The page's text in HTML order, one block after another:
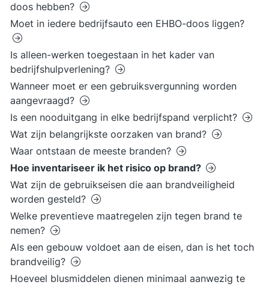
doos hebben?
Moet in iedere bedrijfsauto een EHBO-doos liggen?
Is alleen-werken toegestaan in het kader van
bedrijfshulpverlening?
Wanneer moet er een gebruiksvergunning worden
aangevraagd?
Is een nooduitgang in elke bedrijfspand verplicht?
Wat zijn belangrijkste oorzaken van brand?
Waar ontstaan de meeste branden?
Hoe inventariseer ik het risico op brand?
Wat zijn de gebruikseisen die aan brandveiligheid
worden gesteld?
Welke preventieve maatregelen zijn tegen brand te
nemen?
Als een gebouw voldoet aan de eisen, dan is het toch
brandveilig?
Hoeveel blusmiddelen dienen minimaal aanwezig te